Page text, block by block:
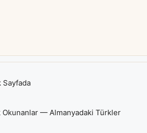
Sayfada
Okunanlar — Almanyadaki Türkler